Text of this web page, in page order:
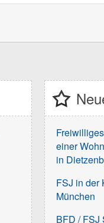
einer
in
FSJ in der
München
BFD / FSJ